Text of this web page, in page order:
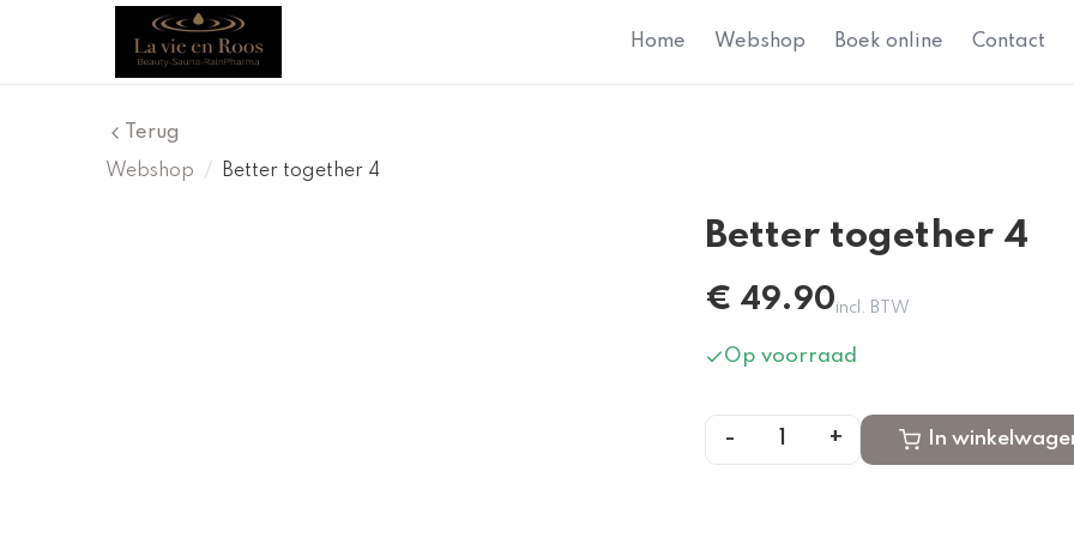
Home Webshop Boek online Contact
Terug
Webshop
/ Better together 4
Better together 4
€ 49.90incl. BTW
Op voorraad
- + In